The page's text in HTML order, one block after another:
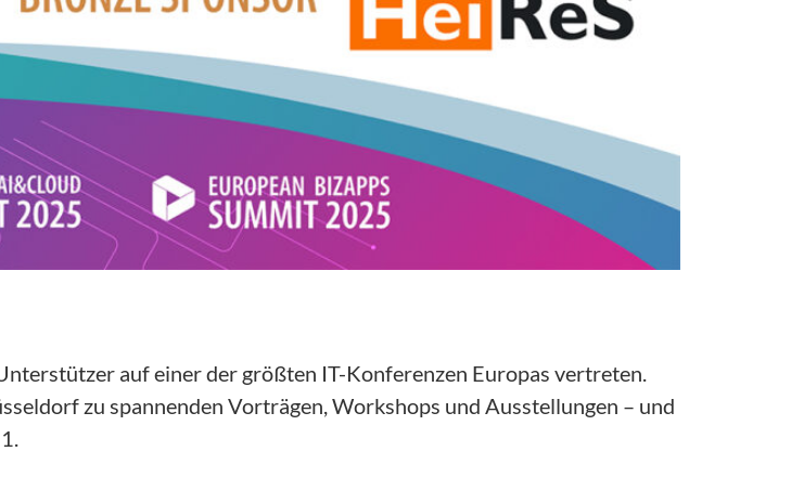
auf einer der größten IT-Konferenzen Europas vertreten.
zu spannenden Vorträgen, Workshops und Ausstellungen – und